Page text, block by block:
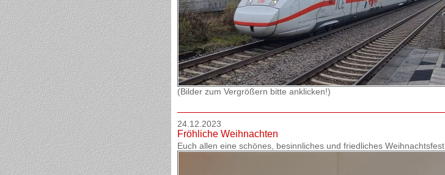
(Bilder zum Vergrößern bitte anklicken!)
24.12.2023
Fröhliche Weihnachten
Euch allen eine schönes, besinnliches und friedliches Weihnachtsfest